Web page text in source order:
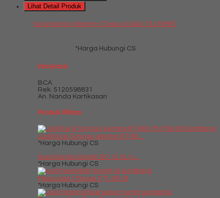
Lihat Detail Produk
Kursi Kantor Stramm Chievo II GAR TX2 BMET
*Harga Hubungi CS
Info Bank
BCA
Rek. 5120598831
An. Nanda Kartikasari
Produk Pilihan
Jual Kursi Tunggu Verona KT-60....
*Harga Hubungi CS
Kursi Kantor Donati DO 12 AL H....
*Harga Hubungi CS
Meja Lipat Chitose FTC 6018
*Harga Hubungi CS